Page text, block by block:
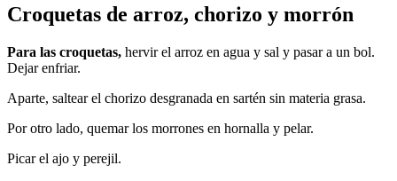
Croquetas de arroz, chorizo y morrón
Para las croquetas, hervir el arroz en agua y sal y pasar a un bol.
Dejar enfriar.
Aparte, saltear el chorizo desgranada en sartén sin materia grasa.
Por otro lado, quemar los morrones en hornalla y pelar.
Picar el ajo y perejil.